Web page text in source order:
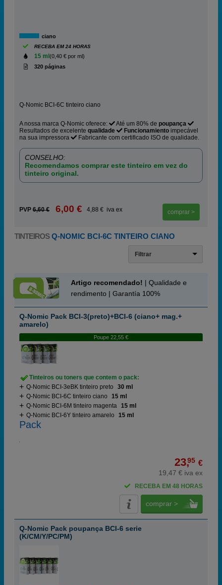
ciano
RECEBA EM 24 HORAS
15 ml (0,40 € por ml)
320 páginas
Q-Nomic BCI-6C tinteiro ciano
A nossa marca Q-Nomic oferece: Até um 80% de poupança
Resultados de excelente qualidade Funcionamiento impecável
na sua impressora
Fabricante com certificado ISO de qualidade.
CONSELHO:
Recomendamos comprar este tinteiro em vez do
tinteiro original.
PVP 6,60 € 6,00 € 4,88 € iva ex comprar >
TINTEIROS Q-NOMIC BCI-6C TINTEIRO CIANO
Filtrar
Artigo recomendado! | Qualidade e
rendimento | Garantía 100%
Q-Nomic Pack BCI-3(preto)+BCI-6 (ciano+ mag.+
amarelo)
Poupe 22,55 €
Tinteiros ou toners que contem o pack:
Q-Nomic BCI-3eBK tinteiro preto
30 ml
Q-Nomic BCI-6C tinteiro ciano
15 ml
Q-Nomic BCI-6M tinteiro magenta 15 ml
Q-Nomic BCI-6Y tinteiro amarelo
15 ml
Pack
23,95 €
19,47 € iva ex
RECEBA EM 48 HORAS
comprar >
Q-Nomic Pack poupança BCI-6 serie
(K/CM/Y/PC/PM)